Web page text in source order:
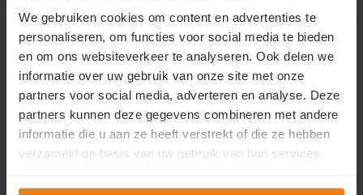
We gebruiken cookies om content en advertenties te
personaliseren, om functies voor social media te bieden
en om ons websiteverkeer te analyseren. Ook delen we
informatie over uw gebruik van onze site met onze
partners voor social media, adverteren en analyse. Deze
partners kunnen deze gegevens combineren met andere
informatie die u aan ze heeft verstrekt of die ze hebben
verzameld op basis van uw gebruik van hun services.
Productomschrijving
Reviews